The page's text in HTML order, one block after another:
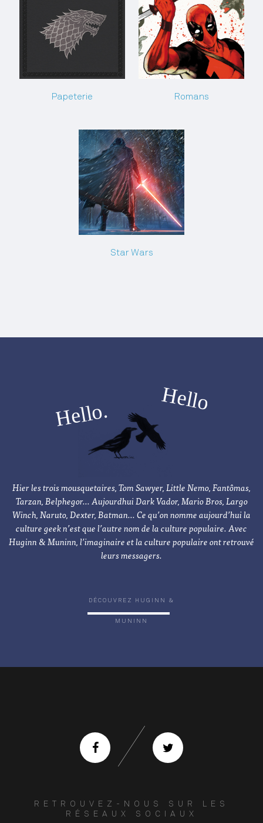
Papeterie Romans
Star Wars
Hier les trois mousquetaires, Tom Sawyer, Little Nemo, Fantômas,
Tarzan, Belphegor... Aujourdhui Dark Vador, Mario Bros, Largo
Winch, Naruto, Dexter, Batman... Ce qu’on nomme aujourd’hui la
culture geek n’est que l’autre nom de la culture populaire. Avec
Huginn & Muninn, l’imaginaire et la culture populaire ont retrouvé
leurs messagers.
DÉCOUVREZ HUGINN &
MUNINN
RETROUVEZ-NOUS SUR LES
RÉSEAUX SOCIAUX